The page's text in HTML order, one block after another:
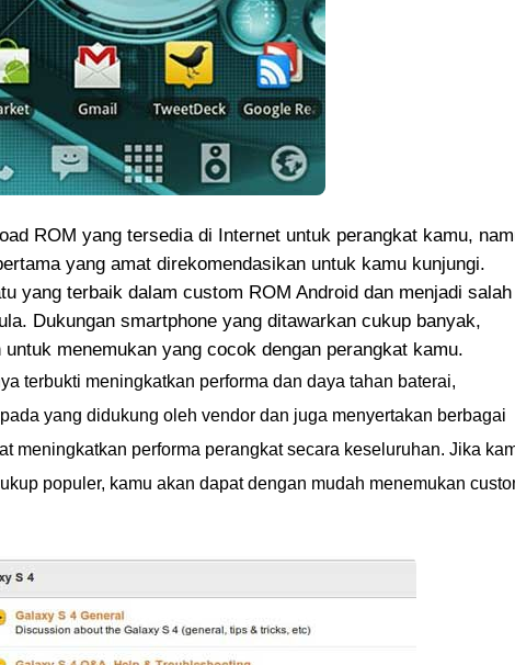
ROM yang tersedia di Internet untuk perangkat kamu,
yang amat direkomendasikan untuk kamu kunjungi.
yang terbaik dalam custom ROM Android dan menjadi salah
Dukungan smartphone yang ditawarkan cukup banyak,
menemukan yang cocok dengan perangkat kamu.
terbukti meningkatkan performa dan daya tahan baterai,
yang didukung oleh vendor dan juga menyertakan berbagai
meningkatkan performa perangkat secara keseluruhan. Jika
populer, kamu akan dapat dengan mudah menemukan